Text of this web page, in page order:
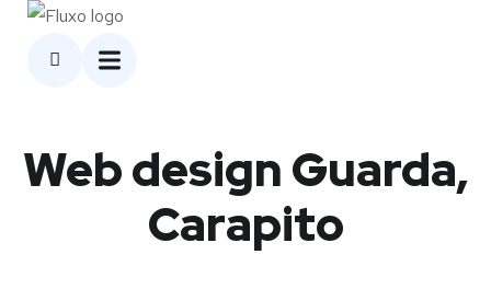
Web design Guarda,
Carapito